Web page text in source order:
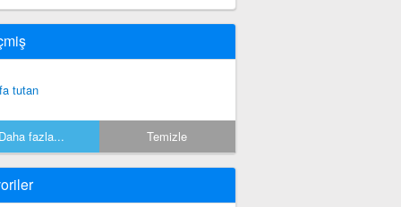
tutan
Daha fazla... Temizle